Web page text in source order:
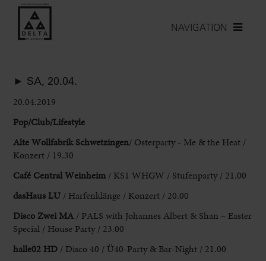
NAVIGATION
► SA, 20.04.
20.04.2019
Pop/Club/Lifestyle
Alte Wollfabrik Schwetzingen/ Osterparty - Me & the Heat /
Konzert / 19.30
Café Central Weinheim / KS1 WHGW / Stufenparty / 21.00
dasHaus LU / Harfenklänge / Konzert / 20.00
Disco Zwei MA / PALS with Johannes Albert & Shan – Easter
Special / House Party / 23.00
halle02 HD / Disco 40 / Ü40-Party & Bar-Night / 21.00